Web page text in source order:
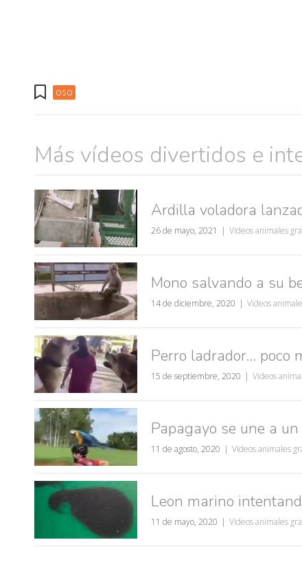
oso
Más vídeos divertidos e
Ardilla voladora
26 de mayo, 2021 Videos animales
Mono salvando a su
14 de diciembre, 2020 Videos
Perro ladrador… poco
15 de septiembre, 2020 Videos
Papagayo se une a
11 de agosto, 2020 Videos animales
Leon marino
11 de mayo, 2020 Videos animales